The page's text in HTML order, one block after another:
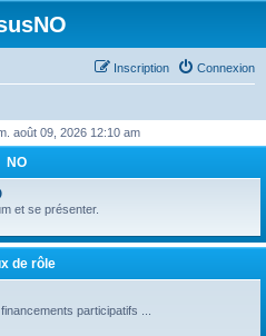
Connexion
Inscription
août 09, 2026 12:10 am
NO
et se présenter.
de rôle
participatifs ...